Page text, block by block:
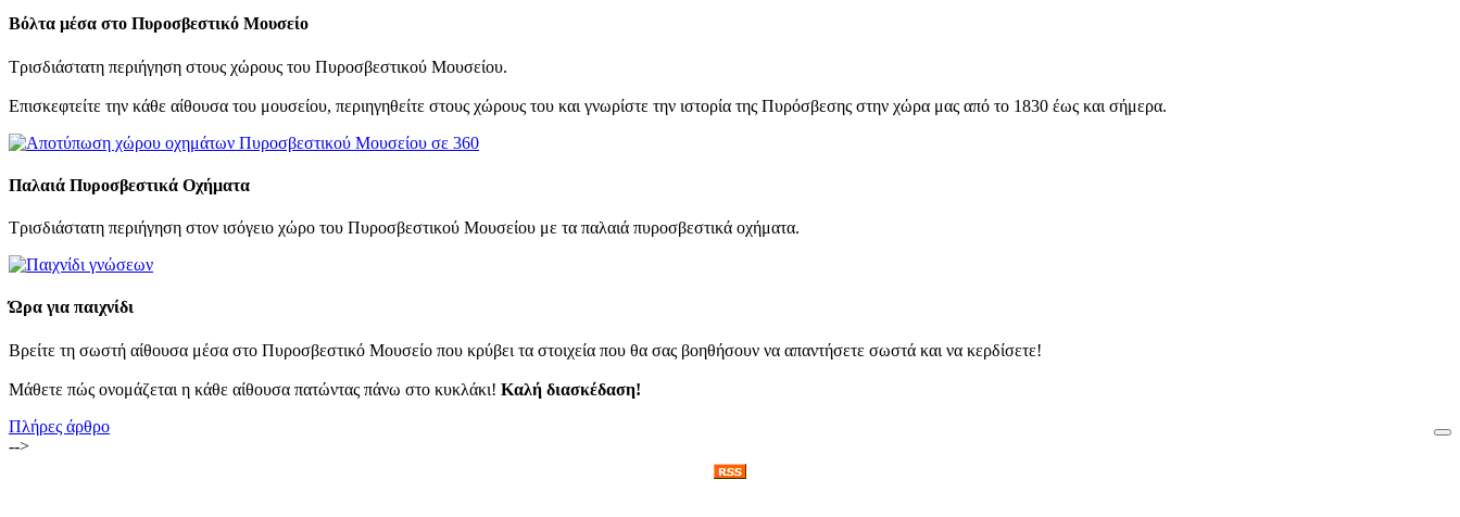
Βόλτα μέσα στο Πυροσβεστικό Μουσείο
Τρισδιάστατη περιήγηση στους χώρους του Πυροσβεστικού Μουσείου.
Επισκεφτείτε την κάθε αίθουσα του μουσείου, περιηγηθείτε στους χώρους του και γνωρίστε την ιστορία της Πυρόσβεσης στην χώρα μας από το 1830 έως και σήμερα.
Παλαιά Πυροσβεστικά Οχήματα
Τρισδιάστατη περιήγηση στον ισόγειο χώρο του Πυροσβεστικού Μουσείου με τα παλαιά πυροσβεστικά οχήματα.
Ώρα για παιχνίδι
Βρείτε τη σωστή αίθουσα μέσα στο Πυροσβεστικό Μουσείο που κρύβει τα στοιχεία που θα σας βοηθήσουν να απαντήσετε σωστά και να κερδίσετε!
Μάθετε πώς ονομάζεται η κάθε αίθουσα πατώντας πάνω στο κυκλάκι! Καλή διασκέδαση!
Πλήρες άρθρο
-->